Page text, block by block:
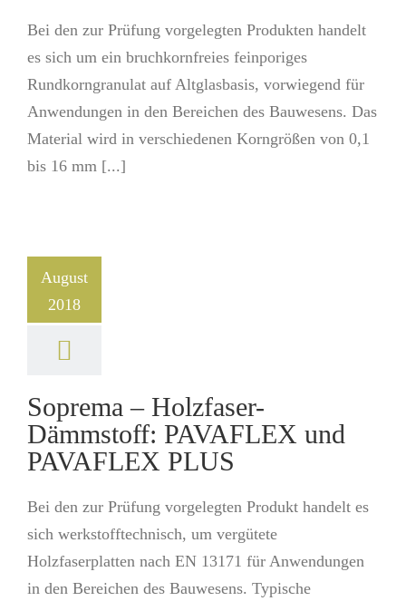
Bei den zur Prüfung vorgelegten Produkten handelt
es sich um ein bruchkornfreies feinporiges
Rundkorngranulat auf Altglasbasis, vorwiegend für
Anwendungen in den Bereichen des Bauwesens. Das
Material wird in verschiedenen Korngrößen von 0,1
bis 16 mm [...]
August
2018
Soprema – Holzfaser-
Dämmstoff: PAVAFLEX und
PAVAFLEX PLUS
Bei den zur Prüfung vorgelegten Produkt handelt es
sich werkstofftechnisch, um vergütete
Holzfaserplatten nach EN 13171 für Anwendungen
in den Bereichen des Bauwesens. Typische